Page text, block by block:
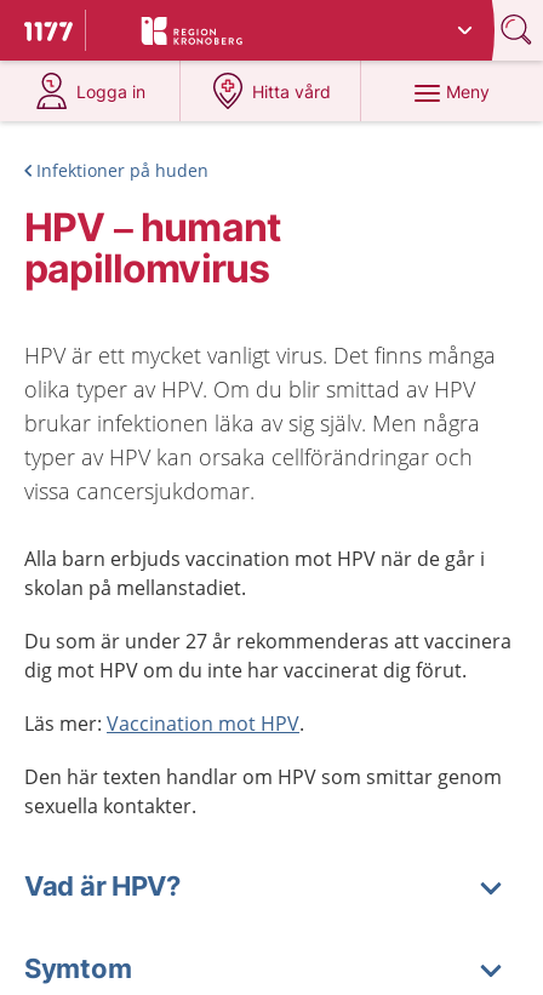
Till startsidan för 1177
Du har valt region
Logga in
på 1177.se
Hitta vård
på 1177.se
Meny
Infektioner på huden
HPV – humant
papillomvirus
HPV är ett mycket vanligt virus. Det finns många
olika typer av HPV. Om du blir smittad av HPV
brukar infektionen läka av sig själv. Men några
typer av HPV kan orsaka cellförändringar och
vissa cancersjukdomar.
Alla barn erbjuds vaccination mot HPV när de går i
skolan på mellanstadiet.
Du som är under 27 år rekommenderas att vaccinera
dig mot HPV om du inte har vaccinerat dig förut.
Läs mer: Vaccination mot HPV.
Den här texten handlar om HPV som smittar genom
sexuella kontakter.
Vad är HPV?
Symtom